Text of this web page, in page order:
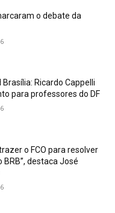
o debate da
Brasília: Ricardo Cappelli
para professores do DF
o FCO para resolver
BRB”, destaca José